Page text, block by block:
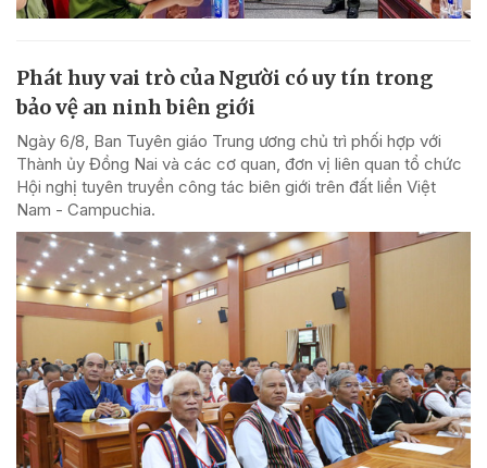
Phát huy vai trò của Người có uy tín trong
bảo vệ an ninh biên giới
Ngày 6/8, Ban Tuyên giáo Trung ương chủ trì phối hợp với
Thành ủy Đồng Nai và các cơ quan, đơn vị liên quan tổ chức
Hội nghị tuyên truyền công tác biên giới trên đất liền Việt
Nam - Campuchia.